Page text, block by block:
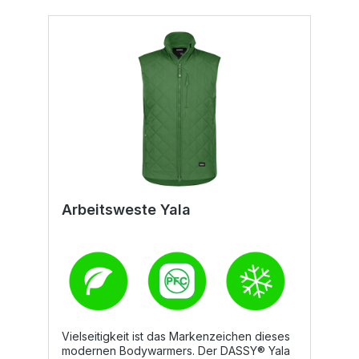
Arbeitsweste Yala
Vielseitigkeit ist das Markenzeichen dieses
modernen Bodywarmers. Der DASSY® Yala